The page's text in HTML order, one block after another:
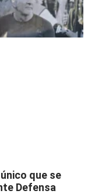
que se
Defensa